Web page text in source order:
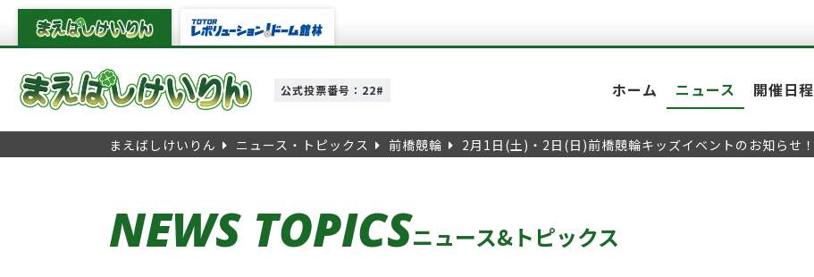
公式投票番号：22# ホーム ニュース 開催日程
まえばしけいりん ニュース・トピックス 前橋競輪 2月1日(土)・2日(日)前橋競輪キッズイベントのお知らせ！
NEWS TOPICSニュース&トピックス